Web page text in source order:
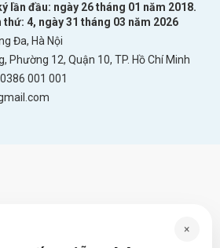
lần đầu: ngày 26 tháng 01 năm 2018.
4, ngày 31 tháng 03 năm 2026
Đa, Hà Nội
Phường 12, Quận 10, TP. Hồ Chí Minh
001 001
×